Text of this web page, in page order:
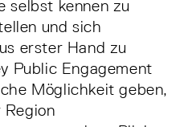
selbst kennen zu
und sich
erster Hand zu
Public Engagement
Möglichkeit geben,
Region